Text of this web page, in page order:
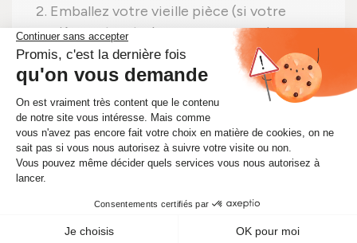
Emballez votre vieille pièce (si votre
pièce est un turbo, assurez-vous de
protéger le boîtier électronique) et
mettez-la dans le carton.
Fermez le carton et collez le bordereau
de retour sur le dessus.
Déposez le colis dans le bureau de Poste
le plus proche (la liste des bureaux
frais supplémentaires à payer.
usée, nous vous envoyons votre nouvelle